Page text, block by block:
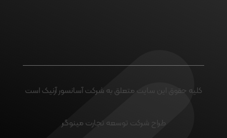
کلیه حقوق این سایت متعلق به شرکت آسانسور آرنیک است
طراح شرکت توسعه تجارت مینوگر